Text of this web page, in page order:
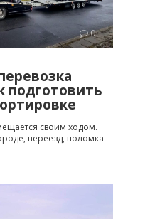
0
подготовить
своим ходом.
переезд, поломка